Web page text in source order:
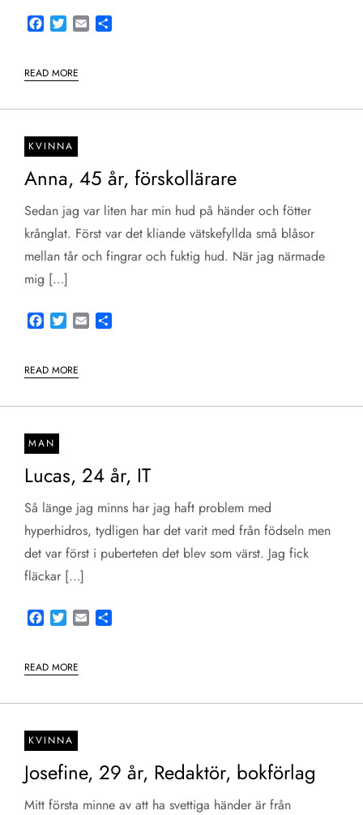
Facebook
TwitterEmail
READ MORE
KVINNA
Anna, 45 år, förskollärare
Sedan jag var liten har min hud på händer och fötter
krånglat. Först var det kliande vätskefyllda små blåsor
mellan tår och fingrar och fuktig hud. När jag närmade
mig […]
Facebook
TwitterEmail
READ MORE
MAN
Lucas, 24 år, IT
Så länge jag minns har jag haft problem med
hyperhidros, tydligen har det varit med från födseln men
det var först i puberteten det blev som värst. Jag fick
fläckar […]
Facebook
TwitterEmail
READ MORE
KVINNA
Josefine, 29 år, Redaktör, bokförlag
Mitt första minne av att ha svettiga händer är från